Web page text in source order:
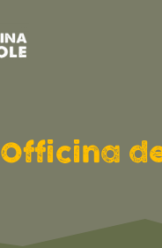
Officina